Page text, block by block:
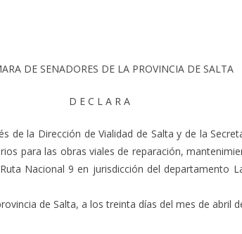
DE SENADORES DE LA PROVINCIA DE SALTA
D E C L A R A
de la Dirección de Vialidad de Salta y de la
para las obras viales de reparación,
Nacional 9 en jurisdicción del departamento
de Salta, a los treinta días del mes de abril